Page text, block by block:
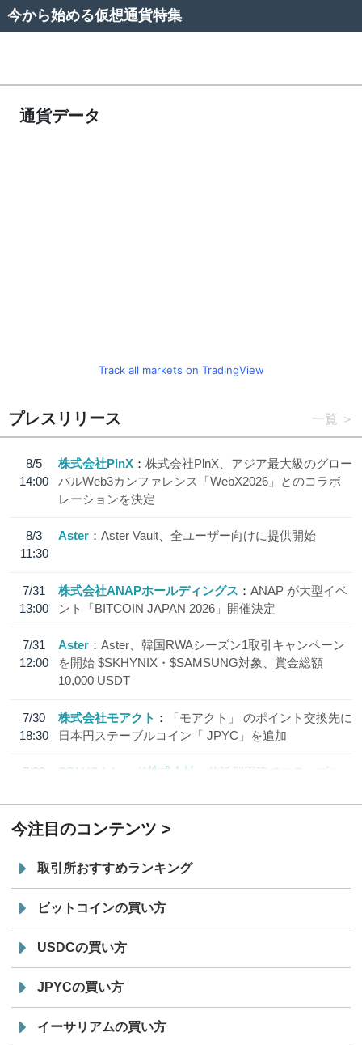
今から始める仮想通貨特集
通貨データ
Track all markets on TradingView
プレスリリース 一覧
8/5
14:00
株式会社PlnX
株式会社PlnX、アジア最大級のグロー
バルWeb3カンファレンス「WebX2026」とのコラボ
レーションを決定
8/3
11:30
Aster Aster Vault、全ユーザー向けに提供開始
7/31
13:00
株式会社ANAPホールディングス
ANAP が大型イベ
ント「BITCOIN JAPAN 2026」開催決定
7/31
12:00
Aster
Aster、韓国RWAシーズン1取引キャンペーン
を開始 $SKHYNIX・$SAMSUNG対象、賞金総額
10,000 USDT
7/30
18:30
株式会社モアクト
「モアクト」 のポイント交換先に
日本円ステーブルコイン「 JPYC」を追加
7/29
SBI VCトレード株式会社
信託型円建てステーブル
今注目のコンテンツ
取引所おすすめランキング
ビットコインの買い方
USDCの買い方
JPYCの買い方
イーサリアムの買い方